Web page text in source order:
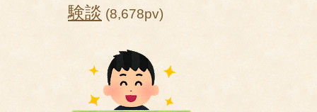
験談 (8,678pv)